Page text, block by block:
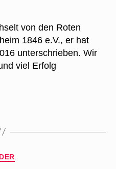
von den Roten
1846 e.V., er hat
unterschrieben. Wir
viel Erfolg
Kategorien